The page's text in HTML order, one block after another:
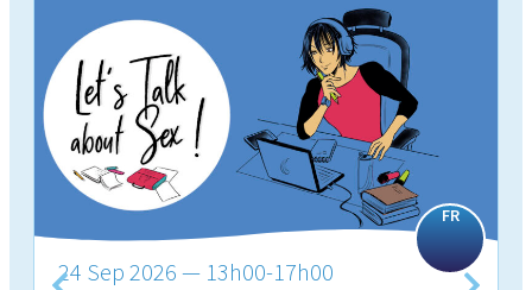
FR
24 Sep 2026 — 13h00-17h00